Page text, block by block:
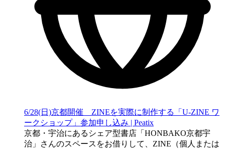
6/28(日)京都開催 ZINEを実際に制作する「U-ZINE ワ
ークショップ」参加申し込み | Peatix
京都・宇治にあるシェア型書店「HONBAKO京都宇
治」さんのスペースをお借りして、ZINE（個人または